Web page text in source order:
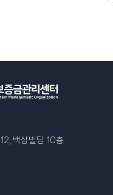
백상빌딩 10층